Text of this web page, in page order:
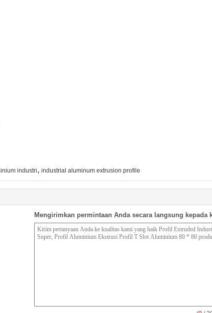
industri, industrial aluminum extrusion profile
Mengirimkan permintaan Anda secara langsung kepada